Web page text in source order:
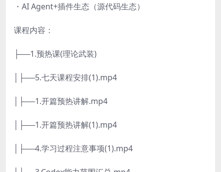
・AI Agent+插件生态（源代码生态）
课程内容：
├──1.预热课(理论武装)
│├──5.七天课程安排(1).mp4
│├──1.开篇预热讲解.mp4
│├──1.开篇预热讲解(1).mp4
│├──4.学习过程注意事项(1).mp4